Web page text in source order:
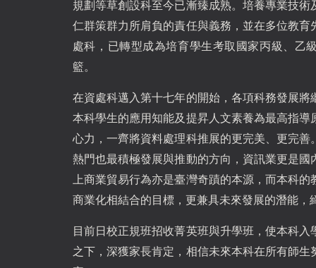
規劃等草創設科至今已漸臻成熟。培養專業技
仁群策群力所肩負的責任與義務，並在多位教育
處科，已轉型成為培育學生考取國家丙級、乙
籃。
在資處科邁入第十七年的開始，各項科務發展將
本科學生的應用知能及提昇人文素養為最高指導
心力，一齊將資料處理科推展的更完美、更完善
熱門也最積極發展與推動的方向，資訊業更是國
上商業貿易行為亦是臺灣奇蹟的本源，而本科
商業化相結合的目標，更兼具未來發展的潛能，
目前日校正規班招收菁英班與升學班，使本科
之下，深獲家長肯定，相信未來本科在所有師